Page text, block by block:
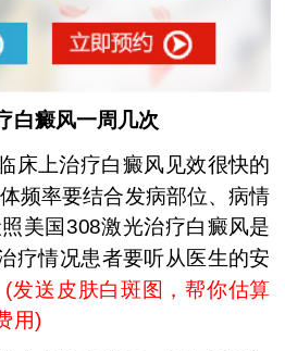
白癜风一周几次
上治疗白癜风见效很快的
频率要结合发病部位、病情
美国308激光治疗白癜风是
疗情况患者要听从医生的安
(发送皮肤白斑图，帮你估算
用)